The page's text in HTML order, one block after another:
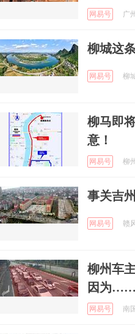
网易号 广
柳城这
网易号 柳
柳马即
意！
网易号 柳
事关吉
网易号 赣
柳州车
因为……
网易号 南